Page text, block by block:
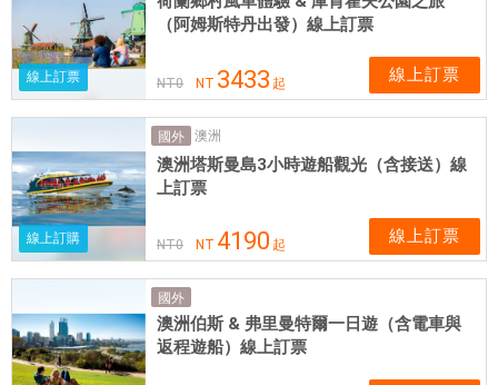
券
可
即
線上訂票
（阿姆斯特丹出發）線上訂票
NT0 NT 3433 起 線上訂票
線上訂購
國外 澳洲
澳洲塔斯曼島3小時遊船觀光（含接送）線
上訂票
NT0 NT 4190 起 線上訂票
國外
澳洲伯斯 & 弗里曼特爾一日遊（含電車與
返程遊船）線上訂票